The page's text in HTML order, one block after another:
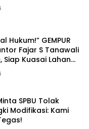
Hukum!” GEMPUR
Fajar S Tanawali
Siap Kuasai Lahan
SPBU Tolak
Modifikasi: Kami